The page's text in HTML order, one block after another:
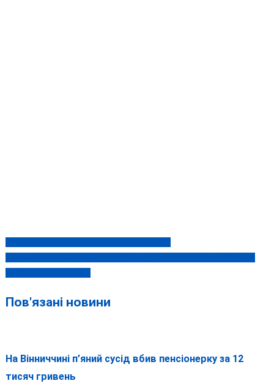
Навігація
записів
Пов'язані новини
На Вінниччині п’яний сусід вбив пенсіонерку за 12
тисяч гривень